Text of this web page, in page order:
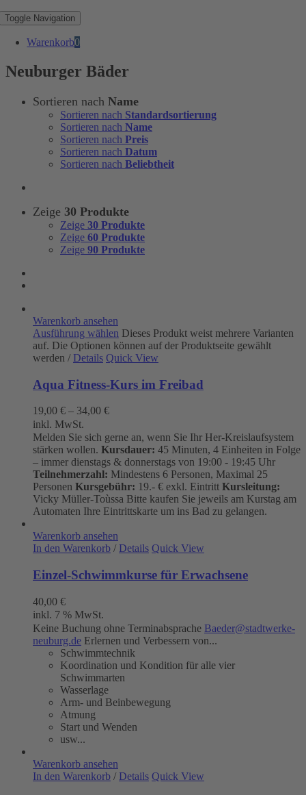
Toggle Navigation
Warenkorb0
Neuburger Bäder
Sortieren nach Name
Sortieren nach Standardsortierung
Sortieren nach Name
Sortieren nach Preis
Sortieren nach Datum
Sortieren nach Beliebtheit
Zeige 30 Produkte
Zeige 30 Produkte
Zeige 60 Produkte
Zeige 90 Produkte
Warenkorb ansehen
Ausführung wählen Dieses Produkt weist mehrere Varianten
auf. Die Optionen können auf der Produktseite gewählt
werden / Details Quick View
Aqua Fitness-Kurs im Freibad
19,00 € – 34,00 €
inkl. MwSt.
Melden Sie sich gerne an, wenn Sie Ihr Her-Kreislaufsystem
stärken wollen. Kursdauer: 45 Minuten, 4 Einheiten in Folge
– immer dienstags & donnerstags von 19:00 - 19:45 Uhr
Teilnehmerzahl: Mindestens 6 Personen, Maximal 25
Personen Kursgebühr: 19.- € exkl. Eintritt Kursleitung:
Vicky Müller-Toùssa Bitte kaufen Sie jeweils am Kurstag am
Automaten Ihre Eintrittskarte um ins Bad zu gelangen.
Warenkorb ansehen
In den Warenkorb / Details Quick View
Einzel-Schwimmkurse für Erwachsene
40,00 €
inkl. 7 % MwSt.
Keine Buchung ohne Terminabsprache Baeder@stadtwerke-
neuburg.de Erlernen und Verbessern von...
Schwimmtechnik
Koordination und Kondition für alle vier
Schwimmarten
Wasserlage
Arm- und Beinbewegung
Atmung
Start und Wenden
usw...
Warenkorb ansehen
In den Warenkorb / Details Quick View